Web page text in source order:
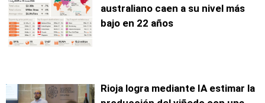
australiano caen a su nivel más
bajo en 22 años
Rioja logra mediante IA estimar la